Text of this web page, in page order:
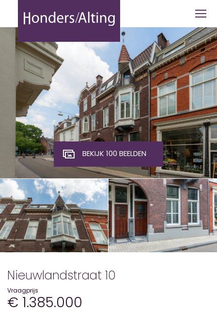
Nieuwlandstraat 10 - Honders Alting
BEKIJK 100 BEELDEN
Nieuwlandstraat 10
Vraagprijs
€ 1.385.000